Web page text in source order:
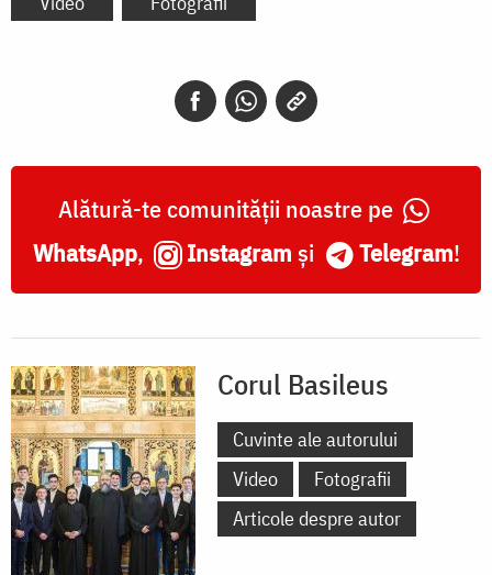
Alătură-te comunității noastre pe
WhatsApp, Instagram și Telegram!
Corul Basileus
Cuvinte ale autorului
Video
Fotografii
Articole despre autor